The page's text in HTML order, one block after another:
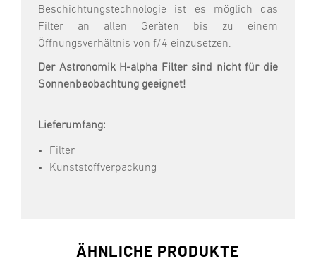
Beschichtungstechnologie ist es möglich das
Filter an allen Geräten bis zu einem
Öffnungsverhältnis von f/4 einzusetzen.
Der Astronomik H-alpha Filter sind nicht für die
Sonnenbeobachtung geeignet!
Lieferumfang:
Filter
Kunststoffverpackung
ÄHNLICHE PRODUKTE